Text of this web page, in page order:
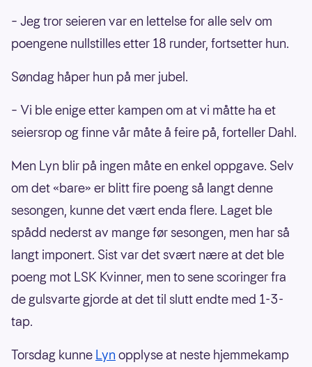
– Jeg tror seieren var en lettelse for alle selv om
poengene nullstilles etter 18 runder, fortsetter hun.
Søndag håper hun på mer jubel.
– Vi ble enige etter kampen om at vi måtte ha et
seiersrop og finne vår måte å feire på, forteller Dahl.
Men Lyn blir på ingen måte en enkel oppgave. Selv
om det «bare» er blitt fire poeng så langt denne
sesongen, kunne det vært enda flere. Laget ble
spådd nederst av mange før sesongen, men har så
langt imponert. Sist var det svært nære at det ble
poeng mot LSK Kvinner, men to sene scoringer fra
de gulsvarte gjorde at det til slutt endte med 1-3-
tap.
Torsdag kunne Lyn opplyse at neste hjemmekamp